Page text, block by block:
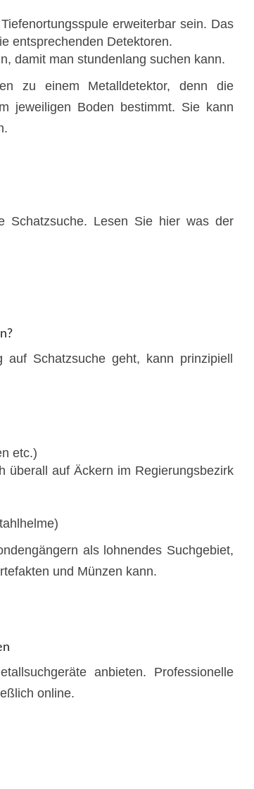
erweiterbar sein. Das
entsprechenden Detektoren.
damit man stundenlang suchen kann.
zu einem Metalldetektor, denn die
jeweiligen Boden bestimmt. Sie kann
Schatzsuche. Lesen Sie hier was der
Schatzsuche geht, kann prinzipiell
etc.)
überall auf Äckern im Regierungsbezirk
als lohnendes Suchgebiet,
und Münzen kann.
anbieten. Professionelle
online.